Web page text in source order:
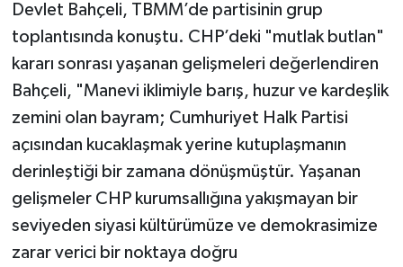
Devlet Bahçeli, TBMM’de partisinin grup
toplantısında konuştu. CHP’deki "mutlak butlan"
kararı sonrası yaşanan gelişmeleri değerlendiren
Bahçeli, "Manevi iklimiyle barış, huzur ve kardeşlik
zemini olan bayram; Cumhuriyet Halk Partisi
açısından kucaklaşmak yerine kutuplaşmanın
derinleştiği bir zamana dönüşmüştür. Yaşanan
gelişmeler CHP kurumsallığına yakışmayan bir
seviyeden siyasi kültürümüze ve demokrasimize
zarar verici bir noktaya doğru